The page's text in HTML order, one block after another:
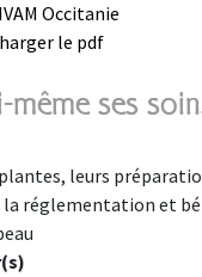
Occitanie
le pdf
même ses
leurs
réglementation et